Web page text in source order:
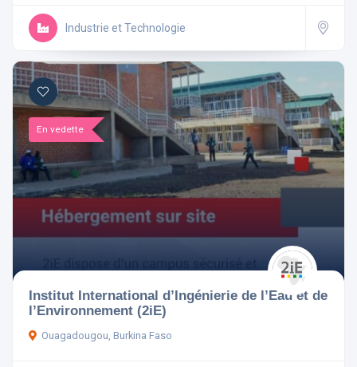
Industrie et Technologie
En vedette
Institut International d’Ingénierie de l’Eau et de
l’Environnement (2iE)
Ouagadougou, Burkina Faso